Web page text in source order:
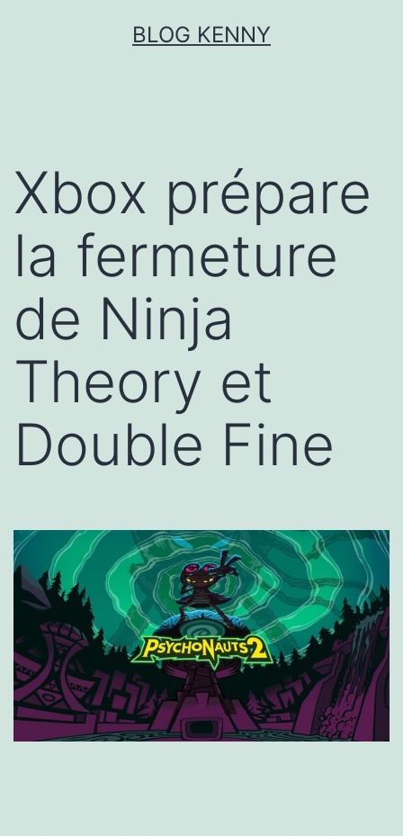
BLOG KENNY
Xbox prépare
la fermeture
de Ninja
Theory et
Double Fine